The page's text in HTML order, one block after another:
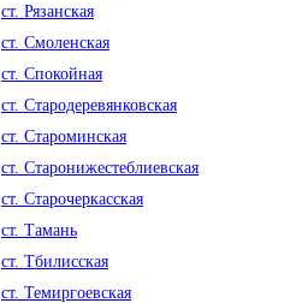
ст. Рязанская
ст. Смоленская
ст. Спокойная
ст. Стародеревянковская
ст. Староминская
ст. Старонижестеблиевская
ст. Старочеркасская
ст. Тамань
ст. Тбилисская
ст. Темиргоевская